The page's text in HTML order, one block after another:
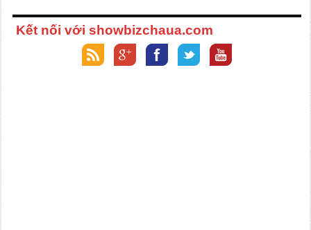
Kết nối với showbizchaua.com